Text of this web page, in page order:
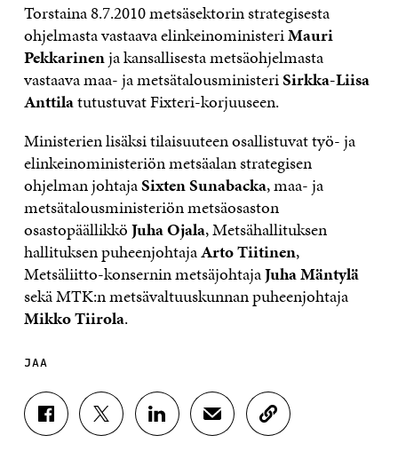
Torstaina 8.7.2010 metsäsektorin strategisesta
ohjelmasta vastaava elinkeinoministeriMauri
Pekkarinenja kansallisesta metsäohjelmasta
vastaava maa- ja metsätalousministeriSirkka-Liisa
Anttilatutustuvat Fixteri-korjuuseen.
Ministerien lisäksi tilaisuuteen osallistuvat työ- ja
elinkeinoministeriön metsäalan strategisen
ohjelman johtajaSixten Sunabacka, maa- ja
metsätalousministeriön metsäosaston
osastopäällikköJuha Ojala, Metsähallituksen
hallituksen puheenjohtajaArto Tiitinen,
Metsäliitto-konsernin metsäjohtajaJuha Mäntylä
sekä MTK:n metsävaltuuskunnan puheenjohtaja
Mikko Tiirola.
JAA
J
A
J
A
J
A
J
A
K
O